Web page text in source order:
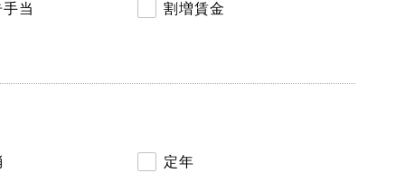
当
割増賃金
定年